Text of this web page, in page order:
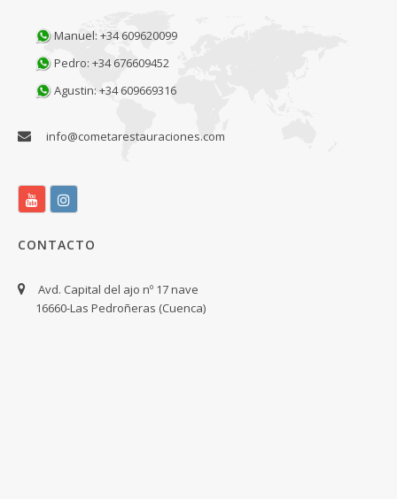
Manuel: +34 609620099
Pedro: +34 676609452
Agustin: +34 609669316
info@cometarestauraciones.com
CONTACTO
Avd. Capital del ajo nº 17 nave
16660-Las Pedroñeras (Cuenca)